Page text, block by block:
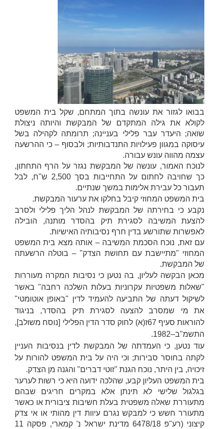
בבואו לגזור את עונשה בתוך המתחם, שקל בית המשפט
לקולא את גילה המתקדם של המבקשת והיותה ניצולת
שואה; היעדר עבר פלילי בעניינה; תרומתה לקהילה בשל
עיסוקה במגוון פעילויות התנדבותיות; ולבסוף – כי ההרשעה
עצמה מהווה עונש עבורה.
לנוכח האמור, עונשה של המבקשת נגזר על הרף התחתון,
כך שחויבה לחתום על התחייבות בסך 2,500 ש"ח, לבל
תעבור כל עבירת אלימות במשך שנתיים.
בית המשפט המחוזי קיבל בחלקו את ערעור המבקשת.
נקבע כי בחירתה של המבקשת לנהל הליך פלילי ולסרב
להצעת המשיבה לסגירת תיק בהסדר מותנה, הובילה
לאפשרות שתורשע בדין חרף נסיבותיה האישיות.
עם זאת, נוכח הסכמת המשיבה – אותה מצא בית המשפט
המחוזי "מתיישבת עם תחושת הצדק" – בוטלה הרשעתה
של המבקשת.
מכאן הבקשה לעליון, בה נטען כי נסיבות המקרה מעוררות
"שאלות משפטיות עקרוניות בעלות השלכה רחבה" באשר
לשיקול דעתה של התביעה להעמיד לדין "באופן אוטומטי"
את מי שמסרב להצעה לסגירת תיק בהסדר, בניגוד
להוראות סעיף 67ז(א) לחוק סדר הדין הפלילי [נוסח משולב],
התשמ"ב–1982.
עוד נטען, כי העמדתה של המבקשת לדין בנסיבות העניין
לקתה בחוסר סבירות; וכי היה על בית המשפט להורות על
זיכויה, בין היתר, נוכח הגנת "זוטי דברים" והגנה מן הצדק.
בית המשפט העליון קבע, שהלכה ידועה היא כי רשות לערער
בגלגול שלישי לא תינתן אלא במקרים חריגים שבהם
מתעוררת שאלה משפטית בעלת חשיבות ציבורית או כאשר
מתעורר חשש כי למבקש נגרם עיוות דין מהותי או אי צדק
קיצוני (רע"פ 6478/18
מדינת ישראל נ' קמארי
, פסקה 11